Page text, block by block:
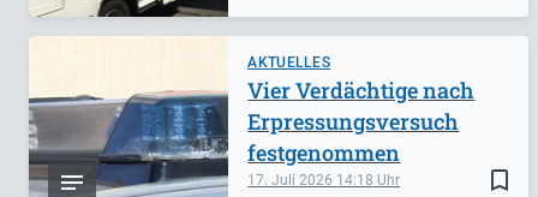
AKTUELLES
bookmark_border
17. Juli 2026 14:18
Vier Verdächtige nach
Erpressungsversuch
festgenommen